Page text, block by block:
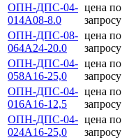
ОПН-ДПС-04-
014А08-8.0
цена по
запросу
ОПН-ДПС-08-
064А24-20.0
цена по
запросу
ОПН-ДПС-04-
058А16-25,0
цена по
запросу
ОПН-ДПС-04-
016А16-12,5
цена по
запросу
ОПН-ДПС-04-
024А16-25,0
цена по
запросу